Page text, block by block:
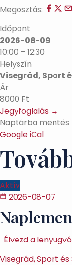
Megosztás:
Időpont
2026-08-09
10:00 – 12:30
Helyszín
Visegrád, Sport
Ár
8000 Ft
Jegyfoglalás →
Naptárba mentés
GoogleiCal
Aktív
2026-08-07
Élvezd a
Visegrád, Sport